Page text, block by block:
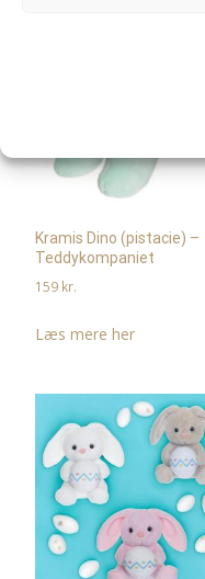
Kramis Dino (pistacie) –
Teddykompaniet
159 kr.
Læs mere her